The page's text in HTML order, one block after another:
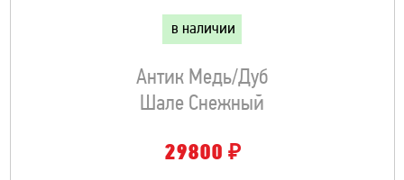
в наличии
Антик Медь/Дуб
Шале Снежный
29800 ₽